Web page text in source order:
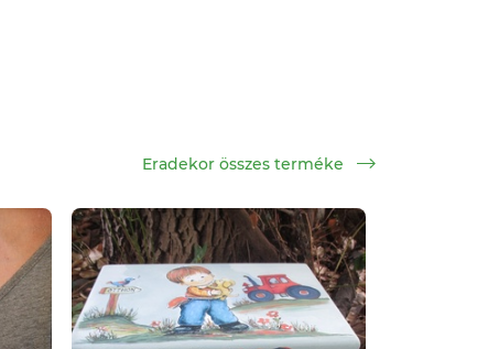
Eradekor összes terméke